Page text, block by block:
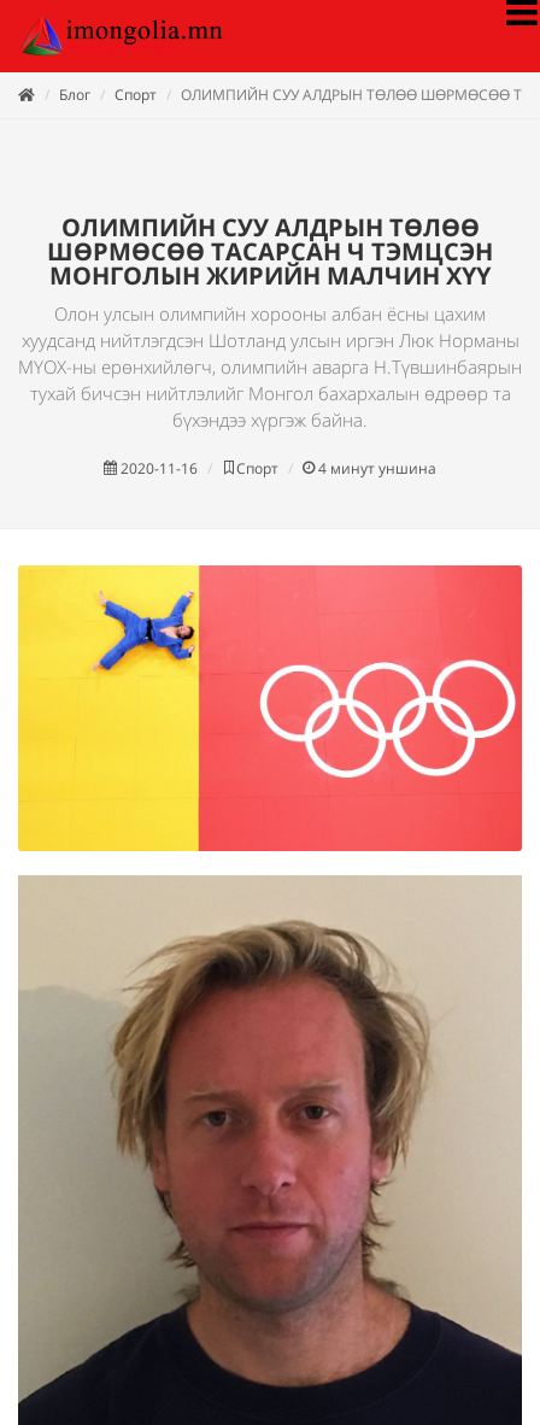
Блог Спорт ОЛИМПИЙН СУУ АЛДРЫН ТӨЛӨӨ ШӨРМӨСӨӨ
ОЛИМПИЙН СУУ АЛДРЫН ТӨЛӨӨ
ШӨРМӨСӨӨ ТАСАРСАН Ч ТЭМЦСЭН
МОНГОЛЫН ЖИРИЙН МАЛЧИН ХҮҮ
Олон улсын олимпийн хорооны албан ёсны цахим
хуудсанд нийтлэгдсэн Шотланд улсын иргэн Люк Норманы
МҮОХ-ны ерөнхийлөгч, олимпийн аварга Н.Түвшинбаярын
тухай бичсэн нийтлэлийг Монгол бахархалын өдрөөр та
бүхэндээ хүргэж байна.
2020-11-16 Спорт 4 минут уншина